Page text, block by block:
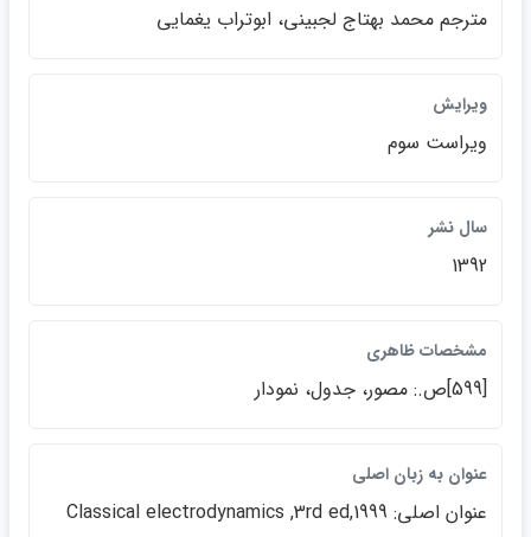
مترجم محمد بهتاج لجبيني، ابوتراب يغمايي
ويرايش
ويراست سوم
سال نشر
1392
مشخصات ظاهري
[599]ص.: مصور، جدول، نمودار
عنوان به زبان اصلي
عنوان اصلي: Classical electrodynamics ,3rd ed,1999